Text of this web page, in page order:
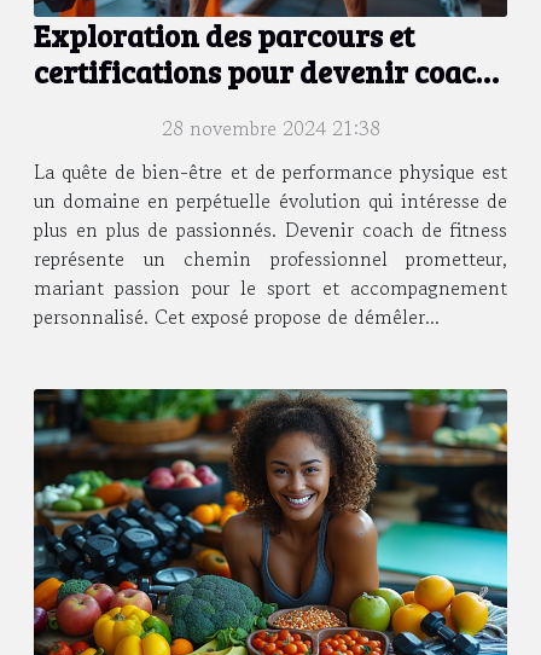
Exploration des parcours et
certifications pour devenir coach
28 novembre 2024 21:38
La quête de bien-être et de performance physique est
un domaine en perpétuelle évolution qui intéresse de
plus en plus de passionnés. Devenir coach de fitness
représente un chemin professionnel prometteur,
mariant passion pour le sport et accompagnement
personnalisé. Cet exposé propose de démêler...